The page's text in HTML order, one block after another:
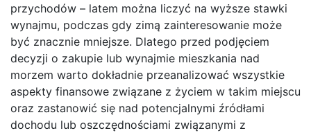
przychodów – latem można liczyć na wyższe stawki
wynajmu, podczas gdy zimą zainteresowanie może
być znacznie mniejsze. Dlatego przed podjęciem
decyzji o zakupie lub wynajmie mieszkania nad
morzem warto dokładnie przeanalizować wszystkie
aspekty finansowe związane z życiem w takim miejscu
oraz zastanowić się nad potencjalnymi źródłami
dochodu lub oszczędnościami związanymi z